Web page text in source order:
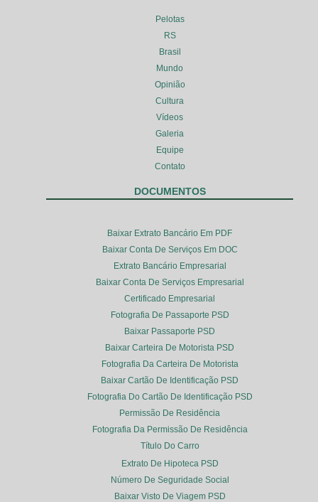
Pelotas
RS
Brasil
Mundo
Opinião
Cultura
Vídeos
Galeria
Equipe
Contato
DOCUMENTOS
Baixar Extrato Bancário Em PDF
Baixar Conta De Serviços Em DOC
Extrato Bancário Empresarial
Baixar Conta De Serviços Empresarial
Certificado Empresarial
Fotografia De Passaporte PSD
Baixar Passaporte PSD
Baixar Carteira De Motorista PSD
Fotografia Da Carteira De Motorista
Baixar Cartão De Identificação PSD
Fotografia Do Cartão De Identificação PSD
Permissão De Residência
Fotografia Da Permissão De Residência
Título Do Carro
Extrato De Hipoteca PSD
Número De Seguridade Social
Baixar Visto De Viagem PSD